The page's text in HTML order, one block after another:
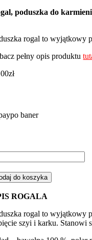
poduszka do
rogal to wyjątkowy
pełny opis produktu
zł
do koszyka
ROGALA
rogal to wyjątkowy
szyi i karku. Stanowi